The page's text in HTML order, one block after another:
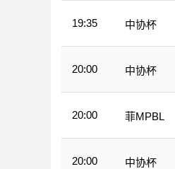
19:35 中协杯
20:00 中协杯
20:00 菲MPBL
20:00 中协杯